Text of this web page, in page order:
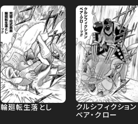
輪廻転生落とし
クルシフィクション
ベア・クロー